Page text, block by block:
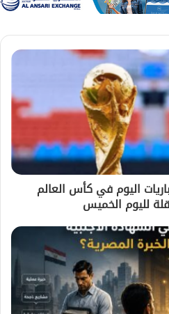
اليوم في كأس العالم
لليوم الخميس